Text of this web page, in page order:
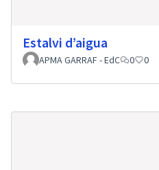
Estalvi d’aigua
APMA GARRAF - EdC
0 0